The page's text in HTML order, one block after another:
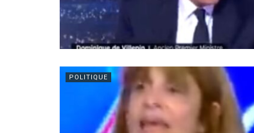
POLITIQUE